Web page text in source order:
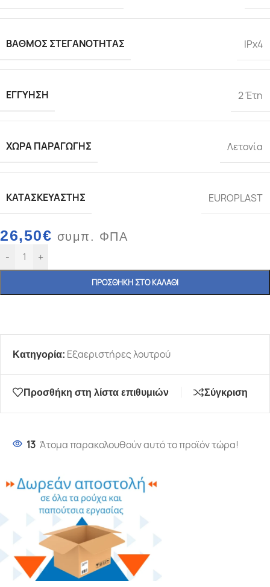
ΒΑΘΜΌΣ ΣΤΕΓΑΝΌΤΗΤΑΣ IPx4
ΕΓΓΎΗΣΗ 2 Έτη
ΧΏΡΑ ΠΑΡΑΓΩΓΉΣ Λετονία
ΚΑΤΑΣΚΕΥΑΣΤΉΣ EUROPLAST
26,50€ συμπ. ΦΠΑ
-
+
ΠΡΟΣΘΉΚΗ ΣΤΟ ΚΑΛΆΘΙ
Κατηγορία: Εξαεριστήρες λουτρού
Προσθήκη στη λίστα επιθυμιών Σύγκριση
13 Άτομα παρακολουθούν αυτό το προϊόν τώρα!